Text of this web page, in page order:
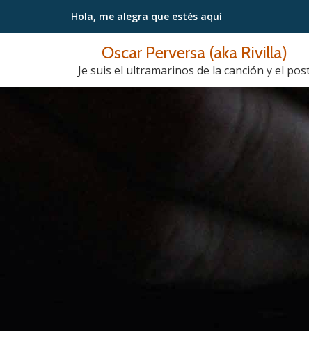
Saltar
Hola, me alegra que estés aquí
Oscar Perversa (aka Rivilla)
Je suis el ultramarinos de la canción y el